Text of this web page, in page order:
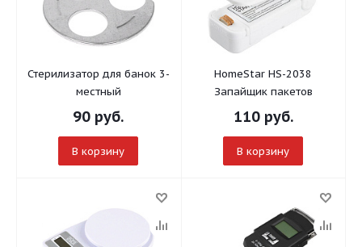
Стерилизатор для банок 3-
местный
90 руб.
В корзину
HomeStar HS-2038
Запайщик пакетов
110руб.
В корзину